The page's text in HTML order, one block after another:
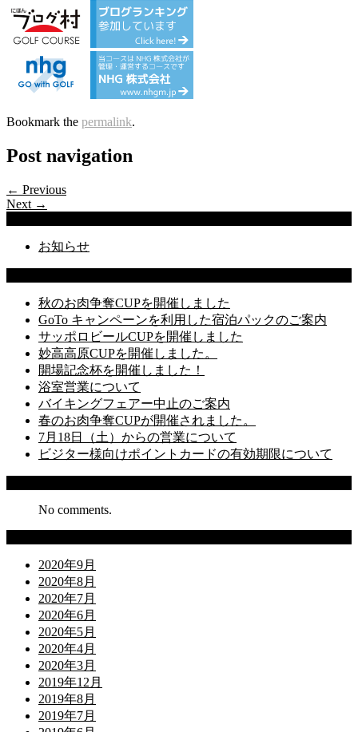
Bookmark the permalink.
Post navigation
← Previous
Next →
お知らせ
秋のお肉争奪CUPを開催しました
GoTo キャンペーンを利用した宿泊パックのご案内
サッポロビールCUPを開催しました
妙高高原CUPを開催しました。
開場記念杯を開催しました！
浴室営業について
バイキングフェアー中止のご案内
春のお肉争奪CUPが開催されました。
7月18日（土）からの営業について
ビジター様向けポイントカードの有効期限について
No comments.
2020年9月
2020年8月
2020年7月
2020年6月
2020年5月
2020年4月
2020年3月
2019年12月
2019年8月
2019年7月